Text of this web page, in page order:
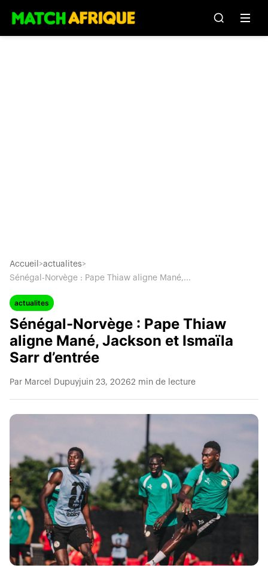
Accueil >actualites>
Sénégal-Norvège : Pape Thiaw aligne Mané,...
actualites
Sénégal-Norvège : Pape Thiaw
aligne Mané, Jackson et Ismaïla
Sarr d’entrée
Par Marcel Dupuyjuin 23, 20262 min de lecture